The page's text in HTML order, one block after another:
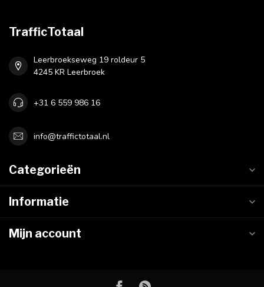
TrafficTotaal
Leerbroekseweg 19 roldeur 5
4245 KR Leerbroek
+31 6 559 986 16
info@traffictotaal.nl
Categorieën
Informatie
Mijn account